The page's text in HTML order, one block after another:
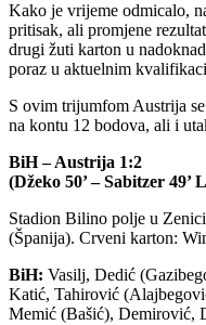
Kako je vrijeme odmicalo,
pritisak, ali promjene
drugi žuti karton u
poraz u aktuelnim
S ovim trijumfom Austrija
na kontu 12 bodova, ali i
BiH – Austrija 1:2
(Džeko 50’ – Sabitzer 49’
Stadion Bilino polje u
(Španija). Crveni karton:
BiH: Vasilj, Dedić
Katić, Tahirović
Memić (Bašić), Demirović,